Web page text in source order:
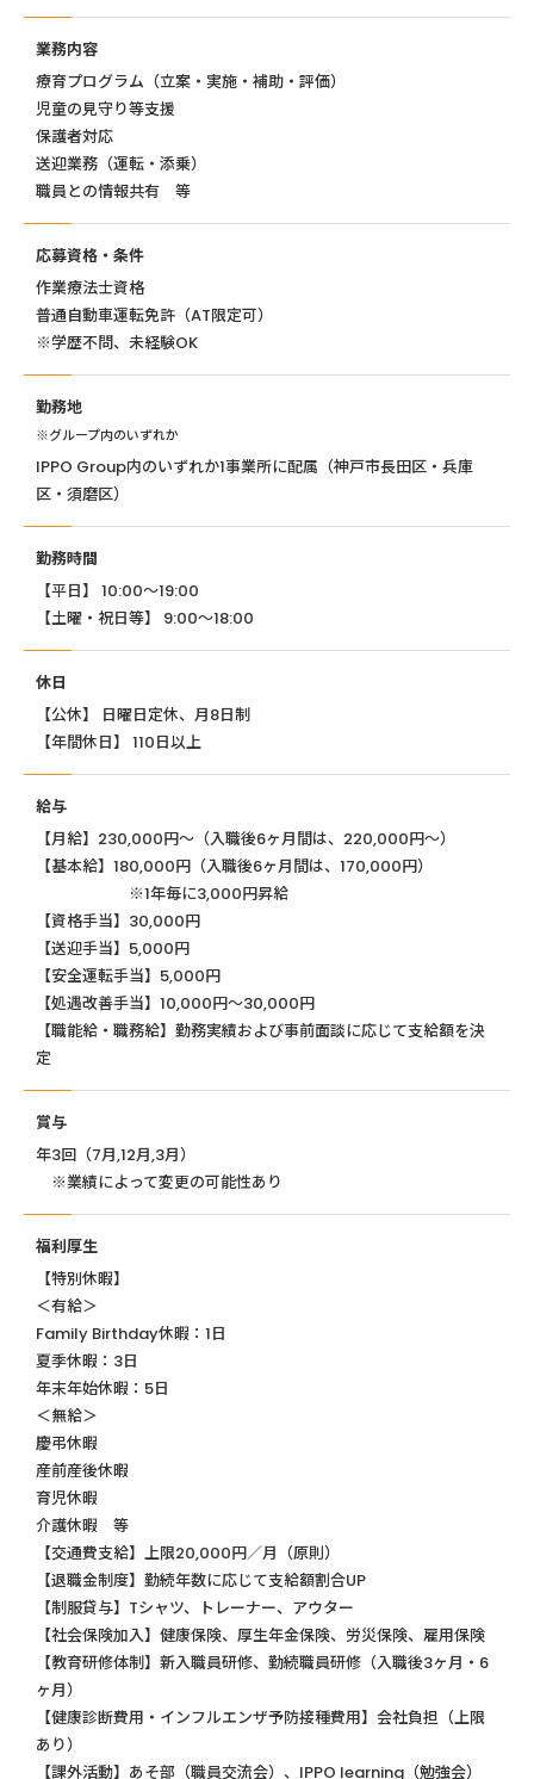
業務内容
療育プログラム（立案・実施・補助・評価）
児童の見守り等支援
保護者対応
送迎業務（運転・添乗）
職員との情報共有 等
応募資格・条件
作業療法士資格
普通自動車運転免許（AT限定可）
※学歴不問、未経験OK
勤務地
※グループ内のいずれか
IPPO Group内のいずれか1事業所に配属（神戸市長田区・兵庫
区・須磨区）
勤務時間
【平日】 10:00〜19:00
【土曜・祝日等】 9:00〜18:00
休日
【公休】 日曜日定休、月8日制
【年間休日】 110日以上
給与
【月給】230,000円～（入職後6ヶ月間は、220,000円～）
【基本給】180,000円（入職後6ヶ月間は、170,000円）
※1年毎に3,000円昇給
【資格手当】30,000円
【送迎手当】5,000円
【安全運転手当】5,000円
【処遇改善手当】10,000円～30,000円
【職能給・職務給】勤務実績および事前面談に応じて支給額を決
定
賞与
年3回（7月,12月,3月）
※業績によって変更の可能性あり
福利厚生
【特別休暇】
＜有給＞
Family Birthday休暇：1日
夏季休暇：3日
年末年始休暇：5日
＜無給＞
慶弔休暇
産前産後休暇
育児休暇
介護休暇 等
【交通費支給】上限20,000円／月（原則）
【退職金制度】勤続年数に応じて支給額割合UP
【制服貸与】Tシャツ、トレーナー、アウター
【社会保険加入】健康保険、厚生年金保険、労災保険、雇用保険
【教育研修体制】新入職員研修、勤続職員研修（入職後3ヶ月・6
ヶ月）
【健康診断費用・インフルエンザ予防接種費用】会社負担（上限
あり）
【課外活動】あそ部（職員交流会）、IPPO learning（勉強会）